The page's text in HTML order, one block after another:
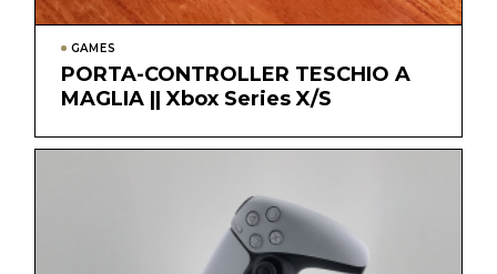
GAMES
PORTA-CONTROLLER TESCHIO A
MAGLIA || Xbox Series X/S